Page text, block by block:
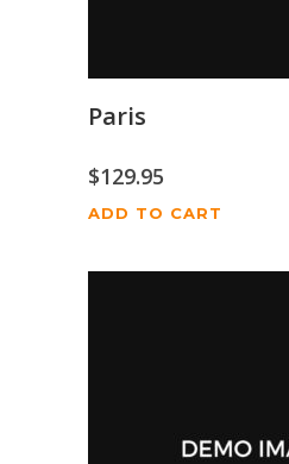
Paris
$129.95
ADD TO CART